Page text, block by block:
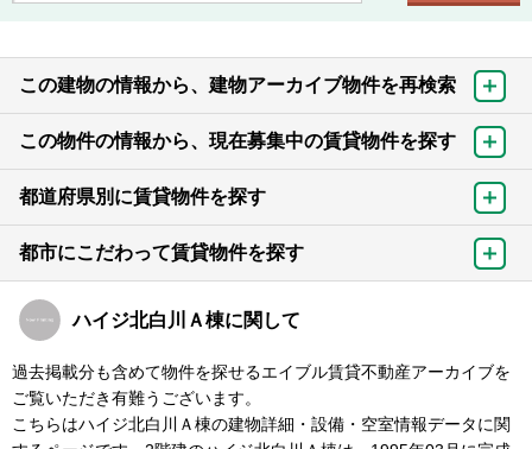
この建物の情報から、建物アーカイブ物件を再検索
この物件の情報から、現在募集中の賃貸物件を探す
都道府県別に賃貸物件を探す
都市にこだわって賃貸物件を探す
ハイジ北白川Ａ棟に関して
過去掲載分も含めて物件を探せるエイブル賃貸不動産アーカイブを
ご覧いただき有難うございます。
こちらはハイジ北白川Ａ棟の建物詳細・設備・空室情報データに関